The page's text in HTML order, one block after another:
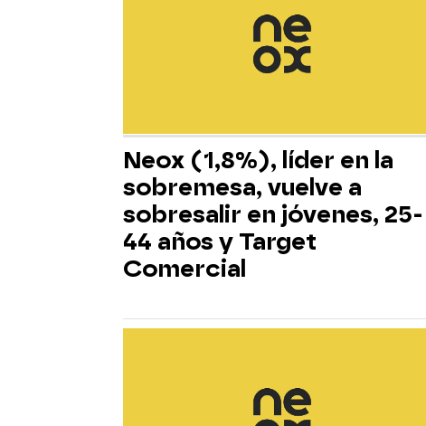
Neox (1,8%), líder en la
sobremesa, vuelve a
sobresalir en jóvenes, 25-
44 años y Target
Comercial